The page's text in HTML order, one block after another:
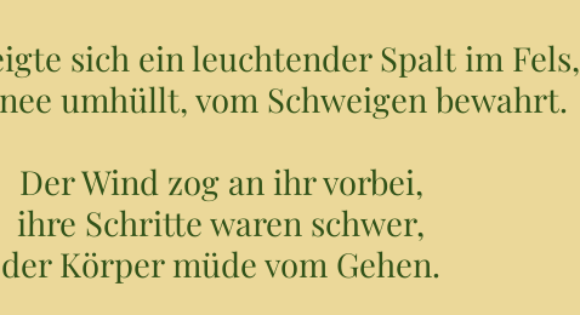
sich ein leuchtender Spalt im Fels,
umhüllt, vom Schweigen bewahrt.
Der Wind zog an ihr vorbei,
ihre Schritte waren schwer,
der Körper müde vom Gehen.